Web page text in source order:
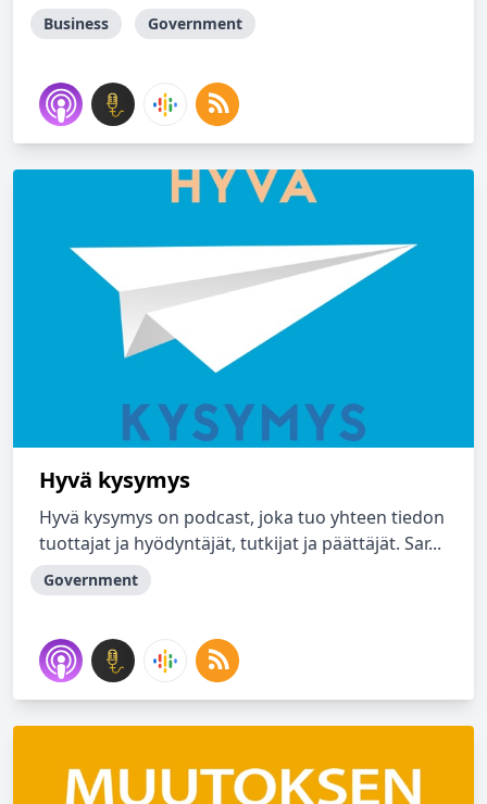
Business Government
Hyvä kysymys
Hyvä kysymys on podcast, joka tuo yhteen tiedon
tuottajat ja hyödyntäjät, tutkijat ja päättäjät. Sar...
Government